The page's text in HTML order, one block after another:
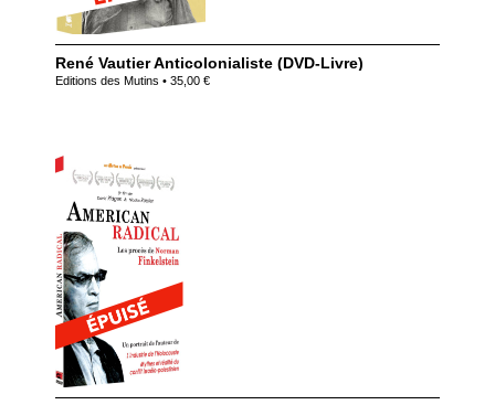
René Vautier Anticolonialiste (DVD-Livre)
Editions des Mutins • 35,00 €